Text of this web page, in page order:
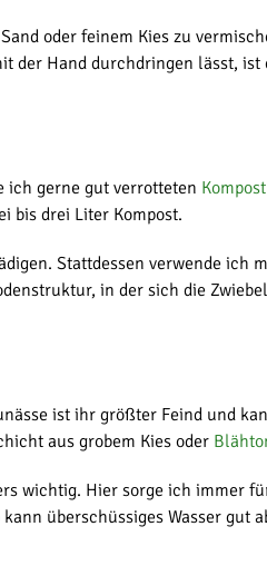
oder feinem Kies zu
Hand durchdringen lässt,
ich gerne gut verrotteten Kompost
bis drei Liter Kompost.
Stattdessen verwende
in der sich die
ist ihr größter Feind und
aus grobem Kies oder
wichtig. Hier sorge ich immer
überschüssiges Wasser